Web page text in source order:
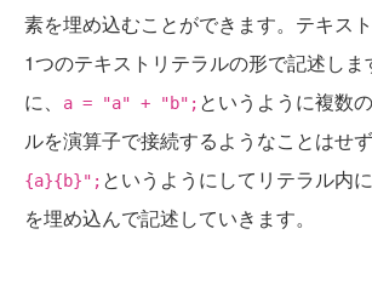
素を埋め込むことができます。テキス
1つのテキストリテラルの形で記述しま
に、
a = "a" + "b"; というように複数
ルを演算子で接続するようなことはせ
{a}{b}"; というようにしてリテラル内
を埋め込んで記述していきます。